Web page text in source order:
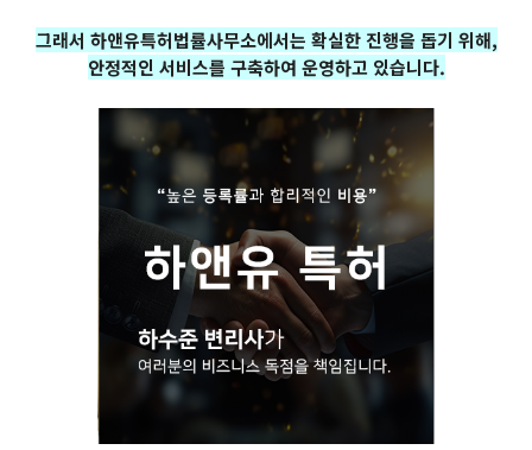
그래서 하앤유특허법률사무소에서는 확실한 진행을 돕기 위해,
안정적인 서비스를 구축하여 운영하고 있습니다.